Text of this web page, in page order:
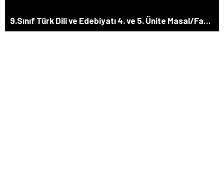
9.Sınıf Türk Dili ve Edebiyatı 4. ve 5. Ünite Masal/Fabl/ Roman